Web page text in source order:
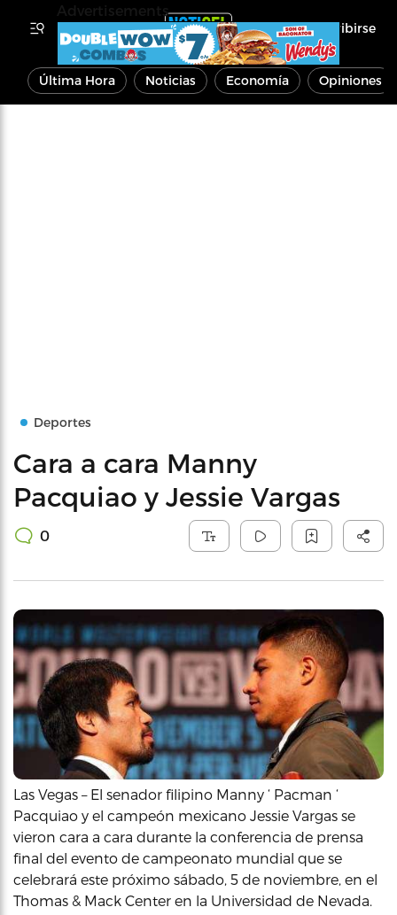
Inscribirse
Última Hora Noticias Economía Opiniones
Deportes
Cara a cara Manny
Pacquiao y Jessie Vargas
0
Las Vegas – El senador filipino Manny ‘ Pacman ‘
Pacquiao y el campeón mexicano Jessie Vargas se
vieron cara a cara durante la conferencia de prensa
final del evento de campeonato mundial que se
celebrará este próximo sábado, 5 de noviembre, en el
Thomas & Mack Center en la Universidad de Nevada.
Advertisements